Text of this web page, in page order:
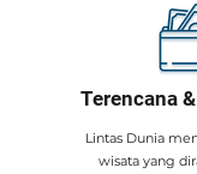
Terencana
​Lintas Dunia
wisata yang